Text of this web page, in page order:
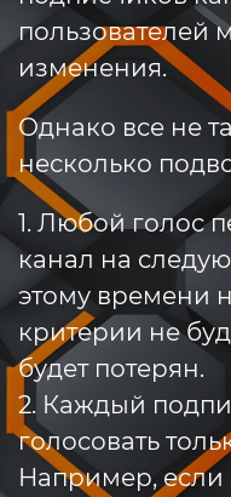
пользователей
изменения.
Однако все не
несколько
1. Любой голос
канал на
этому времени
критерии не
будет потерян.
2. Каждый
голосовать
Например, если